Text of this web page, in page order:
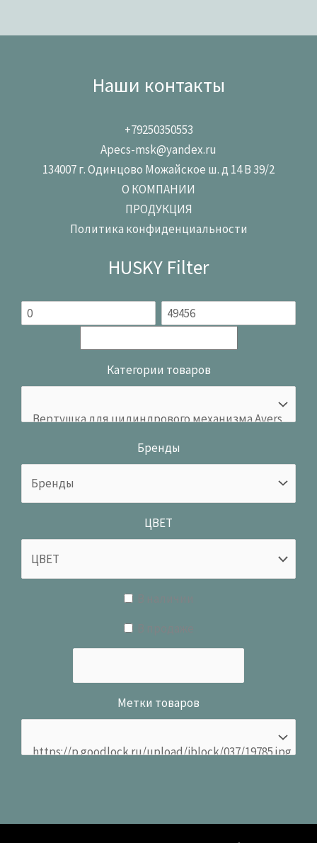
Наши контакты
+79250350553
Apecs-msk@yandex.ru
134007 г. Одинцово Можайское ш. д 14 В 39/2
О КОМПАНИИ
ПРОДУКЦИЯ
Политика конфиденциальности
HUSKY Filter
Категории товаров
Бренды
ЦВЕТ
Метки товаров